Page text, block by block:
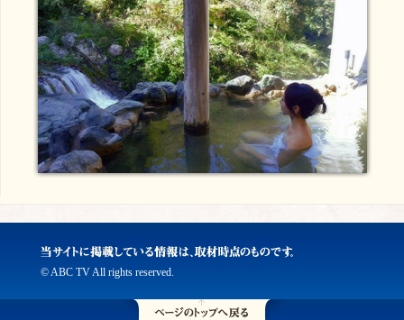
© ABC TV All rights reserved.